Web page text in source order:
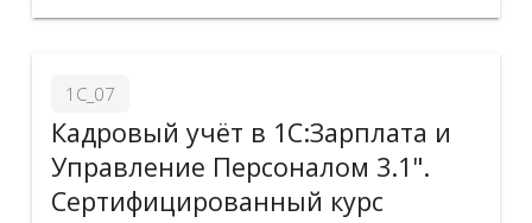
1С_07
Кадровый учёт в 1С:Зарплата и
Управление Персоналом 3.1".
Сертифицированный курс